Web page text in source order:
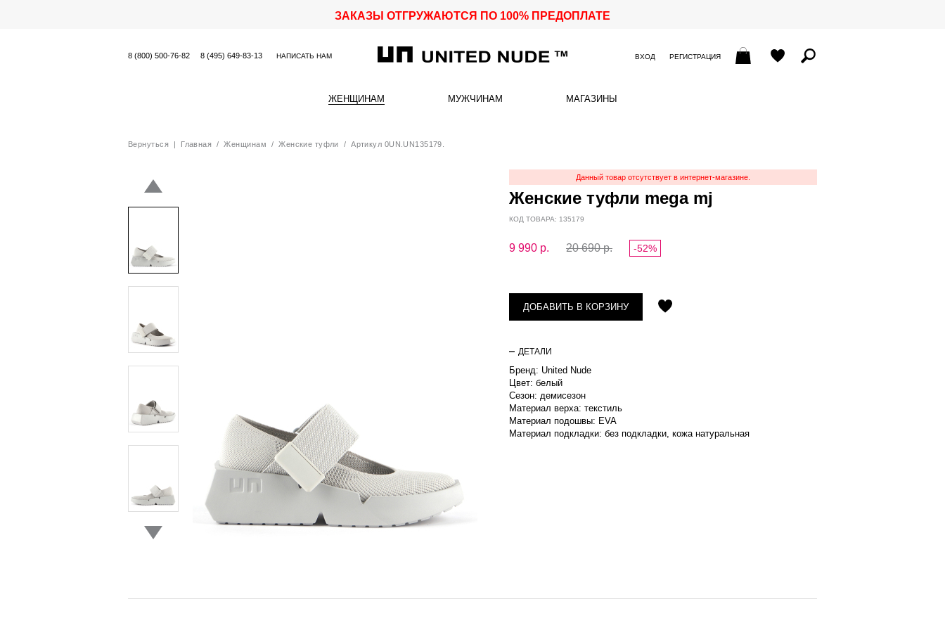
ЗАКАЗЫ ОТГРУЖАЮТСЯ ПО 100% ПРЕДОПЛАТЕ
8 (800) 500-76-82 8 (495) 649-83-13 НАПИСАТЬ НАМ ВХОД РЕГИСТРАЦИЯ
ЖЕНЩИНАМ МУЖЧИНАМ МАГАЗИНЫ
Вернуться| Главная /Женщинам /Женские туфли / Артикул 0UN.UN135179.
Данный товар отсутствует в интернет-магазине.
Женские туфли mega mj
КОД ТОВАРА: 135179
9 990 р. 20 690 р. -52%
ДОБАВИТЬ В КОРЗИНУ
ДЕТАЛИ
Бренд: United Nude
Цвет: белый
Сезон: демисезон
Материал верха: текстиль
Материал подошвы: EVA
Материал подкладки: без подкладки, кожа натуральная